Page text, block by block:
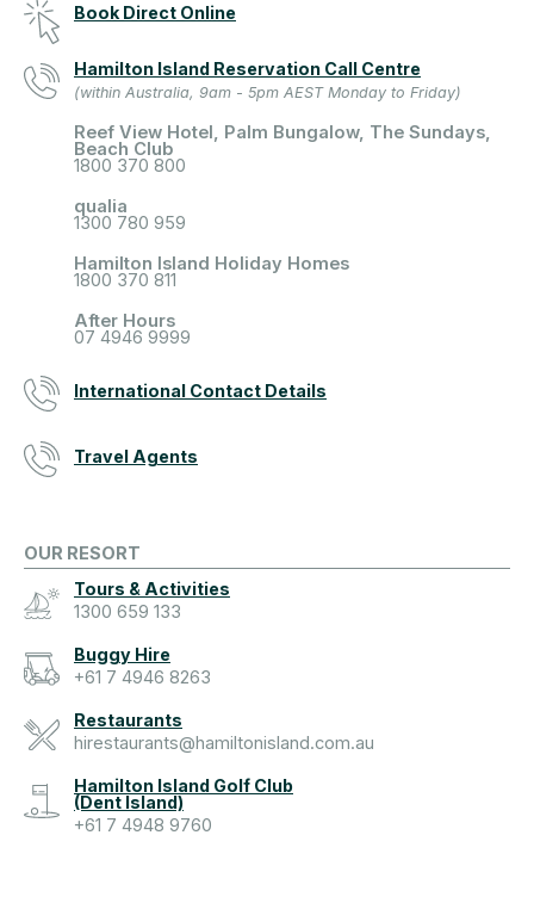
Book Direct Online
Hamilton Island Reservation Call Centre
(within Australia, 9am - 5pm AEST Monday to Friday)
Reef View Hotel, Palm Bungalow, The Sundays,
Beach Club
1800 370 800
qualia
1300 780 959
Hamilton Island Holiday Homes
1800 370 811
After Hours
07 4946 9999
International Contact Details
Travel Agents
OUR RESORT
Tours & Activities
1300 659 133
Buggy Hire
+61 7 4946 8263
Restaurants
hirestaurants@hamiltonisland.com.au
Hamilton Island Golf Club
(Dent Island)
+61 7 4948 9760